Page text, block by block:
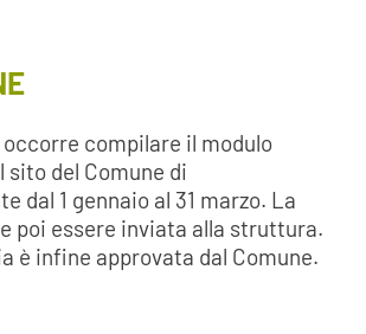
compilare il modulo
sito del Comune di
dal 1 gennaio al 31 marzo. La
poi essere inviata alla struttura.
è infine approvata dal Comune.